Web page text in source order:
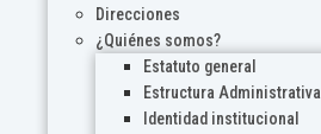
Direcciones
¿Quiénes somos?
Estatuto general
Estructura Administrativa
Identidad institucional